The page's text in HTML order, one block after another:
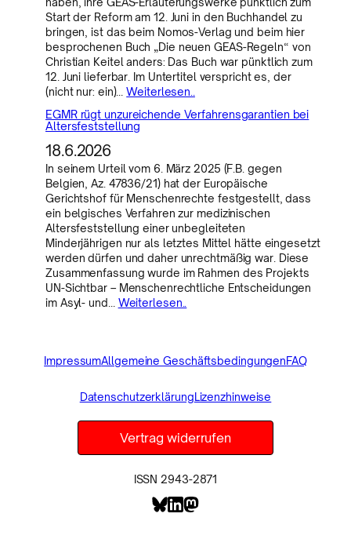
Start der Reform am 12. Juni in den Buchhandel zu
bringen, ist das beim Nomos-Verlag und beim hier
besprochenen Buch „Die neuen GEAS-Regeln“ von
Christian Keitel anders: Das Buch war pünktlich zum
12. Juni lieferbar. Im Untertitel verspricht es, der
(nicht nur: ein)…Weiterlesen..
EGMR rügt unzureichende Verfahrensgarantien bei
Altersfeststellung
18.6.2026
In seinem Urteil vom 6. März 2025 (F.B. gegen
Belgien, Az. 47836/21) hat der Europäische
Gerichtshof für Menschenrechte festgestellt, dass
ein belgisches Verfahren zur medizinischen
Altersfeststellung einer unbegleiteten
Minderjährigen nur als letztes Mittel hätte eingesetzt
werden dürfen und daher unrechtmäßig war. Diese
Zusammenfassung wurde im Rahmen des Projekts
UN-Sichtbar – Menschenrechtliche Entscheidungen
im Asyl- und… Weiterlesen..
ImpressumAllgemeine GeschäftsbedingungenFAQ
DatenschutzerklärungLizenzhinweise
Vertrag widerrufen
ISSN 2943-2871